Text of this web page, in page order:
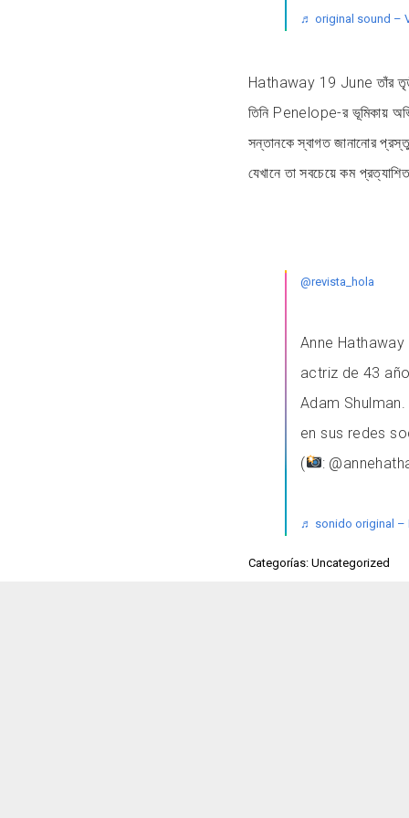
♬ original sound –
Hathaway 19 June তাঁর
তিনি Penelope-র ভূমিকায়
সন্তানকে স্বাগত জানানোর
যেখানে তা সবচেয়ে কম
@revista_hola
Anne
actriz de 43
Adam
en sus redes
(
:
♬ sonido original –
Categorías: Uncategorized